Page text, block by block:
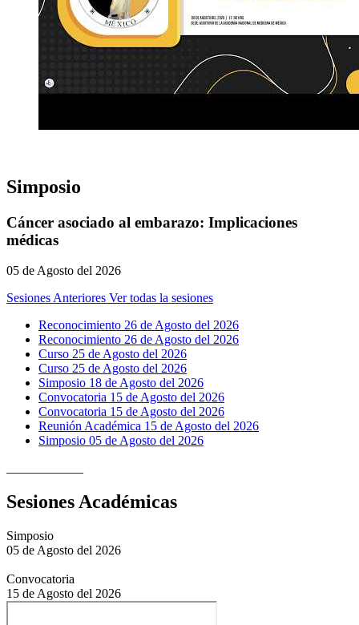
Simposio
Cáncer asociado al embarazo: Implicaciones
médicas
05 de Agosto del 2026
Sesiones Anteriores Ver todas la sesiones
Reconocimiento 26 de Agosto del 2026
Reconocimiento 26 de Agosto del 2026
Curso 25 de Agosto del 2026
Curso 25 de Agosto del 2026
Simposio 18 de Agosto del 2026
Convocatoria 15 de Agosto del 2026
Convocatoria 15 de Agosto del 2026
Reunión Académica 15 de Agosto del 2026
Simposio 05 de Agosto del 2026
Sesiones Académicas
Simposio
05 de Agosto del 2026
Convocatoria
15 de Agosto del 2026